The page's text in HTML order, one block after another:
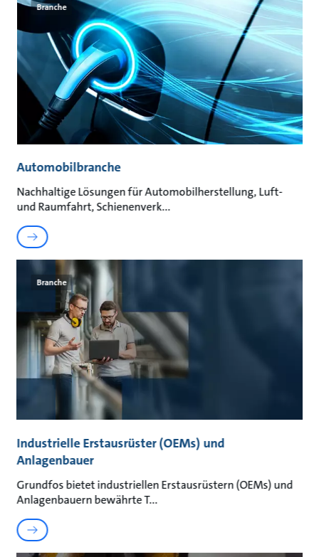
Branche
Automobilbranche
Nachhaltige Lösungen für Automobilherstellung, Luft-
und Raumfahrt, Schienenverk
Branche
Industrielle Erstausrüster (OEMs) und
Anlagenbauer
Grundfos bietet industriellen Erstausrüstern (OEMs) und
Anlagenbauern bewährte T